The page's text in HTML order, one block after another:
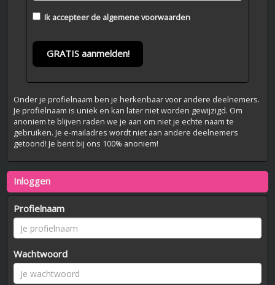
Ik accepteer de algemene voorwaarden
GRATIS aanmelden!
Onder je profielnaam ben je herkenbaar voor andere deelnemers.
Je profielnaam is uniek en kan later niet worden gewijzigd. Om
anoniem te blijven raden we je aan om niet je echte naam te
gebruiken. Je e-mailadres wordt niet aan andere deelnemers
getoond! Je bent bij ons 100% anoniem!
Inloggen
Profielnaam
Wachtwoord